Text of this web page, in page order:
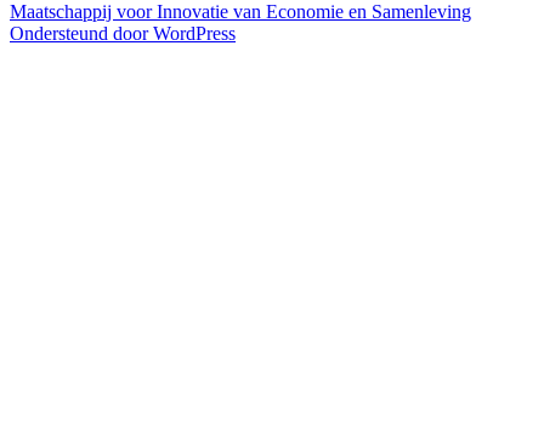
Maatschappij voor Innovatie van Economie en Samenleving
Ondersteund door WordPress